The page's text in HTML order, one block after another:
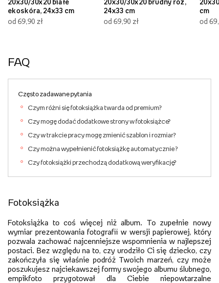
20x30/30x20 białe
ekoskóra, 24x33 cm
od 69,90 zł
20x30/30x20 brudny róż,
24x33 cm
od 69,90 zł
cm
od
FAQ
Często zadawane pytania
Czym różni się fotoksiążka twarda od premium?
Czy mogę dodać dodatkowe strony w fotoksiążce?
Czy w trakcie pracy mogę zmienić szablon i rozmiar?
Czy można wypełnienić fotoksiążkę automatycznie ?
Czy fotoksiążki przechodzą dodatkową weryfikację?
Fotoksiążka
Fotoksiążka to coś więcej niż album. To zupełnie nowy
wymiar prezentowania fotografii w wersji papierowej, który
pozwala zachować najcenniejsze wspomnienia w najlepszej
postaci. Bez względu na to, czy urodziło Ci się dziecko, czy
zakończyła się właśnie podróż Twoich marzeń, czy może
poszukujesz najciekawszej formy swojego albumu ślubnego,
empikfoto przygotował dla Ciebie niepowtarzalne